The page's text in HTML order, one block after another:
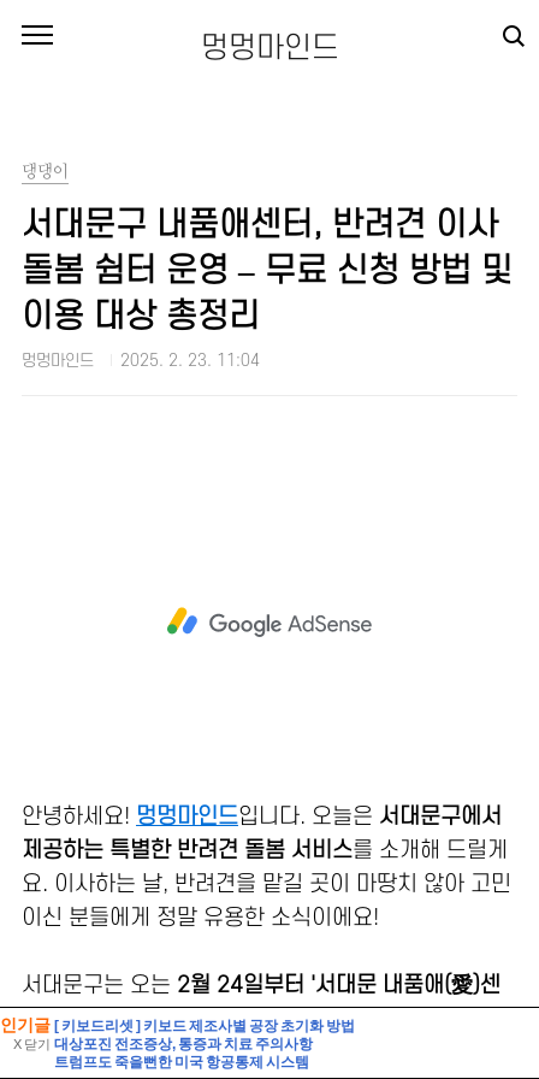
인기글
X 닫기
[ 키보드리셋 ] 키보드 제조사별 공장 초기화 방법
대상포진 전조증상, 통증과 치료 주의사항
트럼프도 죽을뻔한 미국 항공통제 시스템